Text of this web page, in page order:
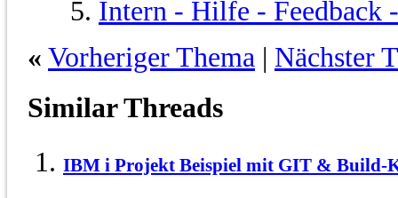
Intern - Hilfe - Feedback
« Vorheriger Thema | Nächster
Similar Threads
IBM i Projekt Beispiel mit GIT & Build-